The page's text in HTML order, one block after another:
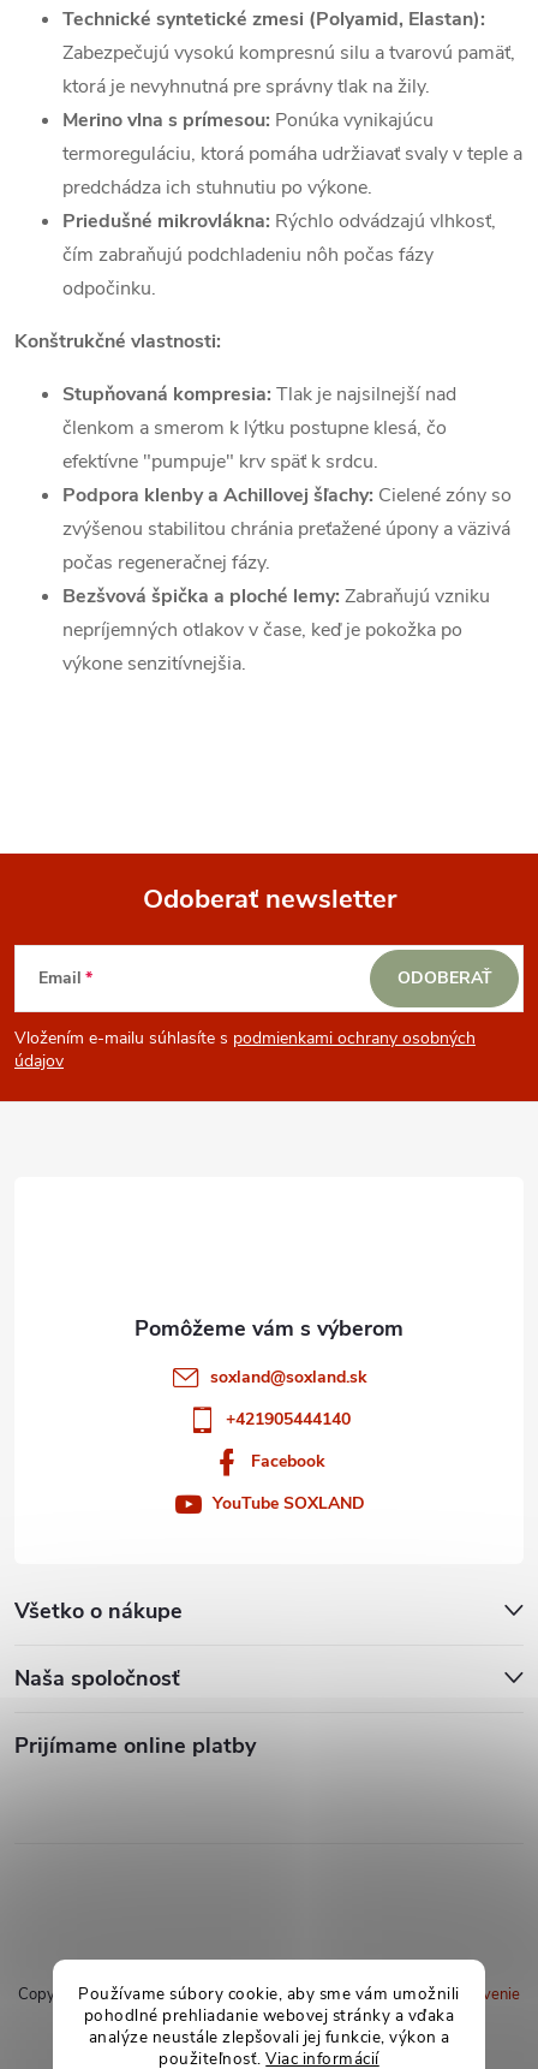
Používame súbory cookie, aby sme vám umožnili
pohodlné prehliadanie webovej stránky a vďaka
analýze neustále zlepšovali jej funkcie, výkon a
použiteľnosť.Viac informácií
Technické syntetické zmesi (Polyamid, Elastan):
Zabezpečujú vysokú kompresnú silu a tvarovú pamäť,
ktorá je nevyhnutná pre správny tlak na žily.
Merino vlna s prímesou: Ponúka vynikajúcu
termoreguláciu, ktorá pomáha udržiavať svaly v teple a
predchádza ich stuhnutiu po výkone.
Priedušné mikrovlákna: Rýchlo odvádzajú vlhkosť,
čím zabraňujú podchladeniu nôh počas fázy
odpočinku.
Konštrukčné vlastnosti:
Stupňovaná kompresia: Tlak je najsilnejší nad
členkom a smerom k lýtku postupne klesá, čo
efektívne "pumpuje" krv späť k srdcu.
Podpora klenby a Achillovej šľachy: Cielené zóny so
zvýšenou stabilitou chránia preťažené úpony a väzivá
počas regeneračnej fázy.
Bezšvová špička a ploché lemy: Zabraňujú vzniku
nepríjemných otlakov v čase, keď je pokožka po
výkone senzitívnejšia.
Z
á
p
Odoberať newsletter
Email
Vložením e-mailu súhlasíte s podmienkami ochrany osobných
údajov
ODOBERAŤ
soxland@soxland.sk
+421905444140
Facebook
YouTube SOXLAND
Všetko o nákupe
Naša spoločnosť
Prijímame online platby
Copyright 2026soxland.sk. Všetky práva vyhradené. Upraviť nastavenie
cookies